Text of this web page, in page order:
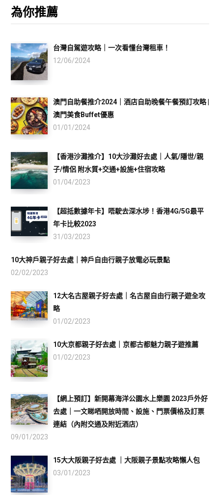
為你推薦
台灣自駕遊攻略｜一次看懂台灣租車！
12/06/2024
澳門自助餐推介2024｜酒店自助晚餐午餐預訂攻略 |
澳門美食Buffet優惠
01/01/2024
【香港沙灘推介】10大沙灘好去處｜人氣/隱世/親
子/情侶 附水質+交通+設施+住宿攻略
01/04/2023
【超抵數據年卡】唔駛去深水埗！香港4G/5G最平
年卡比較2023
31/03/2023
10大神戶親子好去處｜神戶自由行親子放電必玩景點
02/02/2023
12大名古屋親子好去處｜名古屋自由行親子遊全攻
略
01/02/2023
10大京都親子好去處｜京都古都魅力親子遊推薦
01/02/2023
【網上預訂】新開幕海洋公園水上樂園 2023戶外好
去處｜一文睇哂開放時間、設施、門票價格及訂票
連結（內附交通及附近酒店）
09/01/2023
15大大阪親子好去處 ｜大阪親子景點攻略懶人包
03/01/2023